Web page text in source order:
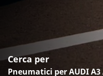
Cerca per
Pneumatici per AUDI A3